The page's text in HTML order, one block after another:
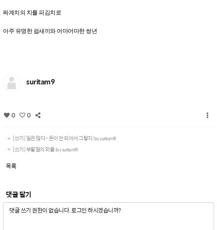
짜계치의 치를 피김치로
아주 유명한 쉽새끼와 어마어마한 쌍년
suritam9
0 0
[쓰기] 일은 많다 - 돈이 안 되어서 그렇지 (by suritam9)
[쓰기] 부활절의 외출(by suritam9)
목록
댓글 달기